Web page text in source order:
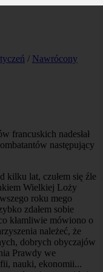
/ Nawrócony
francuskich nadesłał
następujący
kilku lat, czułem się źle
Wielkiej Loży
roku mego
zdałem sobie
kłamliwie mówiono o
należeć, że
dobrych obyczajów
Prawdy we
nauki, ekonomii...